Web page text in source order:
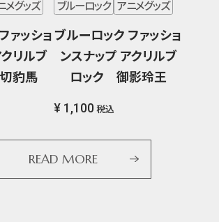
メグッズ
ァッショ
リルブ
豹馬
ブルーロック アニメグッズ
ブルーロック ファッショ
ンスナップ アクリルブ
ロック 御影玲王
¥ 1,100 税込
READ MORE